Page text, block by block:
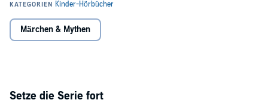
Märchen & Mythen
Setze die Serie fort